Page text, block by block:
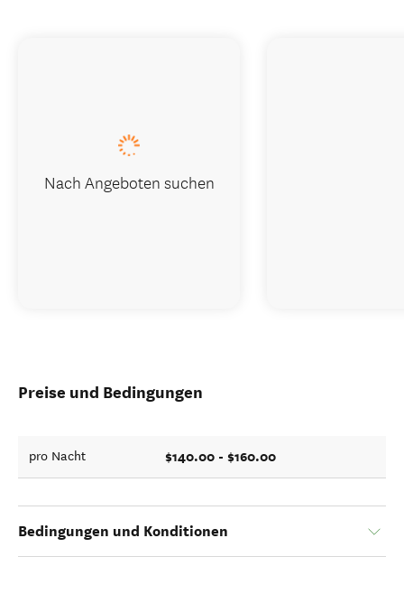
Preise und Bedingungen
pro Nacht $140.00 - $160.00
Bedingungen und Konditionen
Nach Angeboten suchen